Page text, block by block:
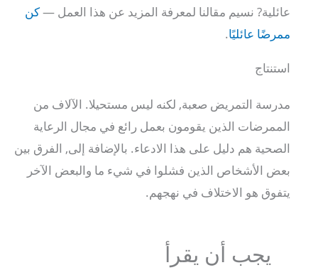
عائلية? نسيم مقالنا لمعرفة المزيد عن هذا العمل —كن
ممرضًا عائليًا.
استنتاج
مدرسة التمريض صعبة, لكنه ليس مستحيلا. الآلاف من
الممرضات الذين يقومون بعمل رائع في مجال الرعاية
الصحية هم دليل على هذا الادعاء. بالإضافة إلى, الفرق بين
بعض الأشخاص الذين فشلوا في شيء ما والبعض الآخر
يتفوق هو الاختلاف في نهجهم.
يجب أن يقرأ